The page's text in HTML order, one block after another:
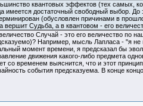
квантовых эффектов (тех самых,
имеется достаточный свободный выбор. До
(обусловлен причинами в
вершит Судьба, а в квантовом - его
Случай - это его величество по
Например, мысль Лапласа - "я не
момент времени, я предсказал бы
движения какого-либо предмета
со временем выяснится, что и этот
события предсказуема. В конце